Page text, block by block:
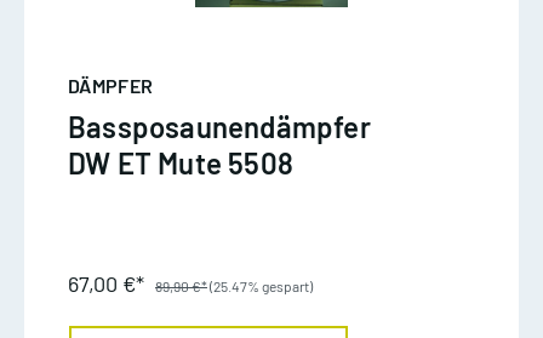
DÄMPFER
Bassposaunendämpfer
DW ET Mute 5508
67,00 €* 89,90 €*(25.47% gespart)